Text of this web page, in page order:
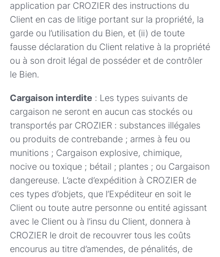
application par CROZIER des instructions du
Client en cas de litige portant sur la propriété, la
garde ou l’utilisation du Bien, et (ii) de toute
fausse déclaration du Client relative à la propriété
ou à son droit légal de posséder et de contrôler
le Bien.
Cargaison interdite : Les types suivants de
cargaison ne seront en aucun cas stockés ou
transportés par CROZIER : substances illégales
ou produits de contrebande ; armes à feu ou
munitions ; Cargaison explosive, chimique,
nocive ou toxique ; bétail ; plantes ; ou Cargaison
dangereuse. L’acte d’expédition à CROZIER de
ces types d’objets, que l’Expéditeur en soit le
Client ou toute autre personne ou entité agissant
avec le Client ou à l’insu du Client, donnera à
CROZIER le droit de recouvrer tous les coûts
encourus au titre d’amendes, de pénalités, de